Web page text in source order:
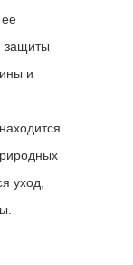
ее
защиты
и
уход,